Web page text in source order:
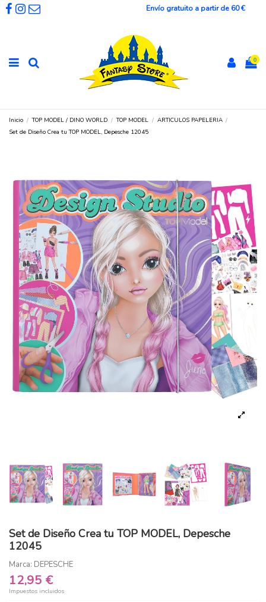
Envío gratuito a partir de 60 €
0
Inicio TOP MODEL / DINO WORLD TOP MODEL
ARTICULOS PAPELERIA
Set de Diseño Crea tu TOP MODEL, Depesche 12045
Set de Diseño Crea tu TOP MODEL, Depesche
12045
Marca: DEPESCHE
12,95 €
Impuestos incluidos